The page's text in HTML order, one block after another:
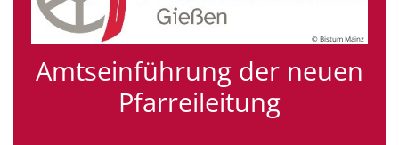
© Bistum Mainz
Amtseinführung der neuen
Pfarreileitung